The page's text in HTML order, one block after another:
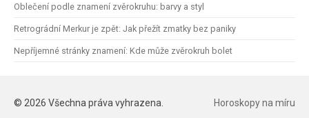
Oblečení podle znamení zvěrokruhu: barvy a styl
Retrográdní Merkur je zpět: Jak přežít zmatky bez paniky
Nepříjemné stránky znamení: Kde může zvěrokruh bolet
© 2026 Všechna práva vyhrazena. Horoskopy na míru